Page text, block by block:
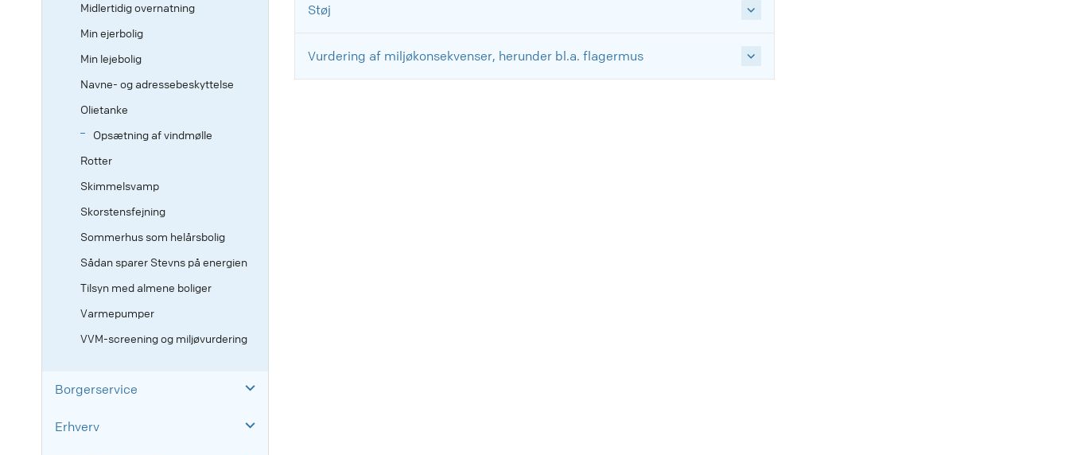
Midlertidig overnatning
Min ejerbolig
Min lejebolig
Navne- og adressebeskyttelse
Olietanke
Opsætning af vindmølle
Rotter
Skimmelsvamp
Skorstensfejning
Sommerhus som helårsbolig
Sådan sparer Stevns på energien
Tilsyn med almene boliger
Varmepumper
VVM-screening og miljøvurdering
Borgerservice
Erhverv
Støj
Vurdering af miljøkonsekvenser, herunder bl.a. flagermus